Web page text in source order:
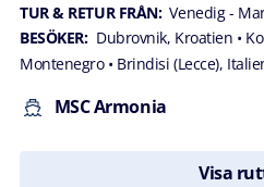
TUR & RETUR FRÅN: Venedig -
BESÖKER: Dubrovnik, Kroatien •
Montenegro • Brindisi (Lecce),
MSC Armonia
Visa